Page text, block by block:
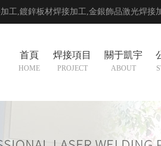
工,鍍鋅板材焊接加工,金銀飾品激光焊接
首頁
HOME
焊接項目
PROJECT
關于凱宇
ABOUT